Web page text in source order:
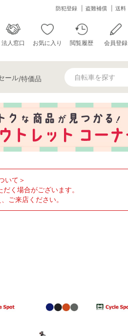
防犯登録 盗難補償 送料
法人窓口 お気に入り 閲覧履歴 会員登録
ール/特価品
いて＞
く場合がございます。
ご来店ください。